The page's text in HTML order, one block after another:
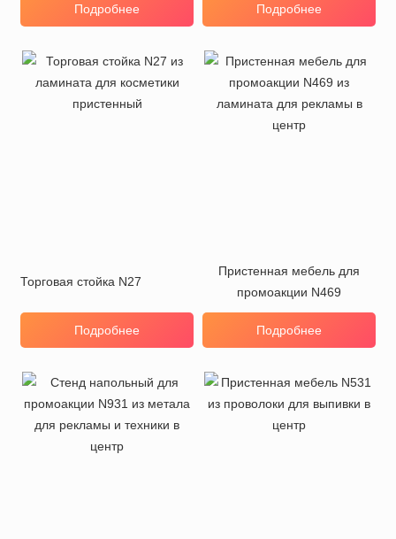
Подробнее Подробнее
Торговая стойка N27
Подробнее
Пристенная мебель для
промоакции N469
Подробнее